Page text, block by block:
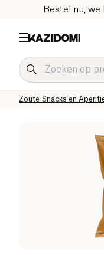
Bestel nu, we
Zoute Snacks en
Zoute Kruidenierswaren
Home